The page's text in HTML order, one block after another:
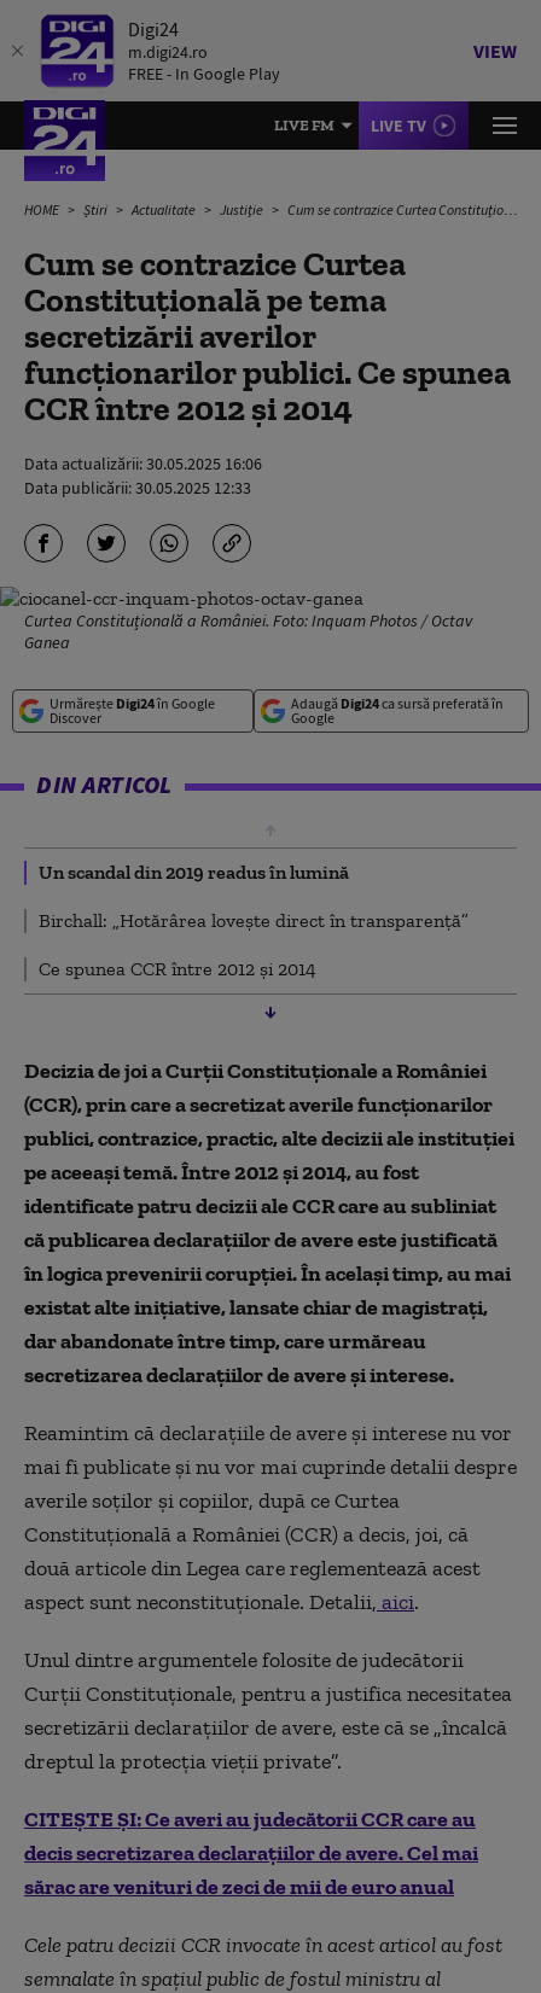
Digi24
m.digi24.ro
FREE - In Google Play
VIEW
LIVE FM LIVE TV
HOME Știri Actualitate Justiție Cum se contrazice Curtea Constituțională pe tema secretizării averilor funcționarilor publici. Ce spunea CCR între 2012 și 2014
Cum se contrazice Curtea
Constituțională pe tema
secretizării averilor
funcționarilor publici. Ce spunea
CCR între 2012 și 2014
Data actualizării:30.05.2025 16:06
Data publicării:30.05.2025 12:33
Curtea Constituțională a României. Foto: Inquam Photos / Octav
Ganea
Urmărește Digi24în Google
Discover
Adaugă Digi24ca sursă preferată în
Google
DIN ARTICOL
Un scandal din 2019 readus în lumină
Birchall: „Hotărârea lovește direct în transparență”
Ce spunea CCR între 2012 și 2014
Decizia de joi a Curții Constituționale a României
(CCR), prin care a secretizat averile funcționarilor
publici, contrazice, practic, alte decizii ale instituției
pe aceeași temă. Între 2012 și 2014, au fost
identificate patru decizii ale CCR care au subliniat
că publicarea declarațiilor de avere este justificată
în logica prevenirii corupției. În același timp, au mai
existat alte inițiative, lansate chiar de magistrați,
dar abandonate între timp, care urmăreau
secretizarea declarațiilor de avere și interese.
Reamintim că declarațiile de avere și interese nu vor
mai fi publicate și nu vor mai cuprinde detalii despre
averile soților și copiilor, după ce Curtea
Constituțională a României (CCR) a decis, joi, că
două articole din Legea care reglementează acest
aspect sunt neconstituționale. Detalii, aici.
Unul dintre argumentele folosite de judecătorii
Curții Constituționale, pentru a justifica necesitatea
secretizării declarațiilor de avere, este că se „încalcă
dreptul la protecția vieții private”.
CITEȘTE ȘI: Ce averi au judecătorii CCR care au
decis secretizarea declarațiilor de avere. Cel mai
sărac are venituri de zeci de mii de euro anual
Cele patru decizii CCR invocate în acest articol au fost
semnalate în spațiul public de fostul ministru al